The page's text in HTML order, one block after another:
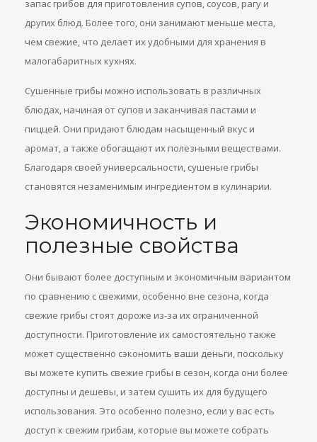
запас грибов для приготовления супов, соусов, рагу и
других блюд. Более того, они занимают меньше места,
чем свежие, что делает их удобными для хранения в
малогабаритных кухнях.
Сушенные грибы можно использовать в различных
блюдах, начиная от супов и заканчивая пастами и
пиццей. Они придают блюдам насыщенный вкус и
аромат, а также обогащают их полезными веществами.
Благодаря своей универсальности, сушеные грибы
становятся незаменимым ингредиентом в кулинарии.
Экономичность и
полезные свойства
Они бывают более доступным и экономичным вариантом
по сравнению с свежими, особенно вне сезона, когда
свежие грибы стоят дороже из-за их ограниченной
доступности. Приготовление их самостоятельно также
может существенно сэкономить ваши деньги, поскольку
вы можете купить свежие грибы в сезон, когда они более
доступны и дешевы, и затем сушить их для будущего
использования. Это особенно полезно, если у вас есть
доступ к свежим грибам, которые вы можете собрать